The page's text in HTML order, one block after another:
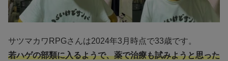
サツマカワRPGさんは2024年3月時点で33歳です。
若ハゲの部類に入るようで、薬で治療も試みようと思った